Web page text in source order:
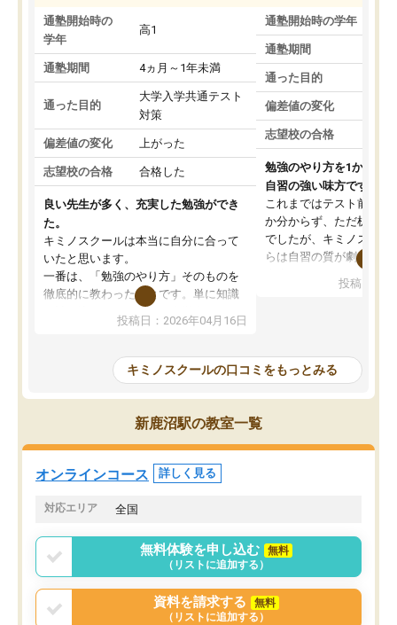
通塾開始時の
学年
高1
通塾期間 4ヵ月～1年未満
通った目的
大学入学共通テスト
対策
偏差値の変化 上がった
志望校の合格 合格した
良い先生が多く、充実した勉強ができ
た。
キミノスクールは本当に自分に合って
いたと思います。
一番は、「勉強のやり方」そのものを
徹底的に教わったことです。単に知識
を詰め込むのではなく、自学自習の習
慣が身につくよう並走してくれるの
はなくなりました。
講師の方との距離も近く、親身なコー
チングのおかげで、停滞期もモチベー
ションを維持できました。「やらされ
る勉強」から「目標のための勉強」へ
意識が変わったことが、目標校への合
投稿日：2026年04月16日
通塾開始時の学年
通塾期間
通った目的
偏差値の変化
志望校の合格
勉強のやり方を1から教
自習の強い味方です。
これまではテスト前に何
か分からず、ただ机に座
でしたが、キミノスクー
らは自習の質が劇的に変
を明確にしてくれるの
の仕方をコーチングして
ルなので、家での学習習
身につきました。結果と
た。自分から学ぶ姿勢を
投稿日：
キミノスクールの口コミをもっとみる
新鹿沼駅の教室一覧
オンラインコース 詳しく見る
対応エリア 全国
無料体験を申し込む
無料
（リストに追加する）
資料を請求する
無料
（リストに追加する）